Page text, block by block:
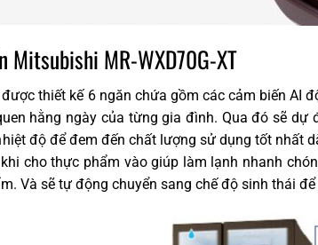
MR-WXD70G-XT
thiết kế 6 ngăn chứa gồm các cảm biến AI
hằng ngày của từng gia đình. Qua đó sẽ dự
độ để đem đến chất lượng sử dụng tốt nhất
cho thực phẩm vào giúp làm lạnh nhanh
Và sẽ tự động chuyển sang chế độ sinh thái